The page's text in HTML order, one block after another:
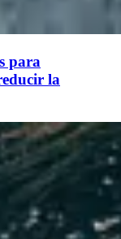
para
la